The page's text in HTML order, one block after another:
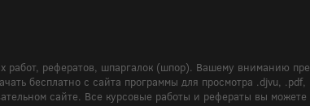
работ, рефератов, шпаргалок (шпор). Вашему вниманию
бесплатно с сайта программы для просмотра .djvu,
сайте. Все курсовые работы и рефераты вы можете